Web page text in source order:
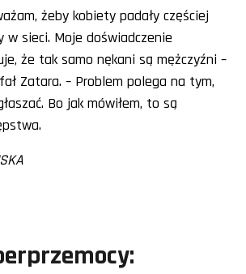
żeby kobiety padały częściej
w sieci. Moje doświadczenie
że tak samo nękani są mężczyźni –
Zatara. – Problem polega na tym,
Bo jak mówiłem, to są